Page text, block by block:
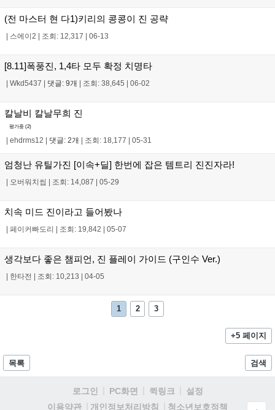
(전 마스터 현 다1)키리의 콩콩이 진 공략
스에이2 조회: 12,317 06-13
[8.11]폭풍진, 1,4타 모두 확정 치명타
Wkd5437 댓글: 9개 조회: 38,645 06-02
칼날비 칼날무희 진
평가중 (2)
| ehdrms12 | 댓글: 2개 | 조회: 18,177 | 05-31
엄청난 유틸가진 [이속+딜] 한번에 잡은 템트리 진진자라!
| 오버워치씹 | 조회: 14,087 | 05-29
치속 미드 진이라고 들어봤나
| 페이커빠도리 | 조회: 19,842 | 05-07
생각보다 좋은 챔피언, 진 플레이 가이드 (구인수 Ver.)
| 한타전 | 조회: 10,213 | 04-05
1 2 3
+5 페이지
목록 검색
로그인 PC화면 퀵링크
설정
이용약관
개인정보처리방침 청소년보호정책